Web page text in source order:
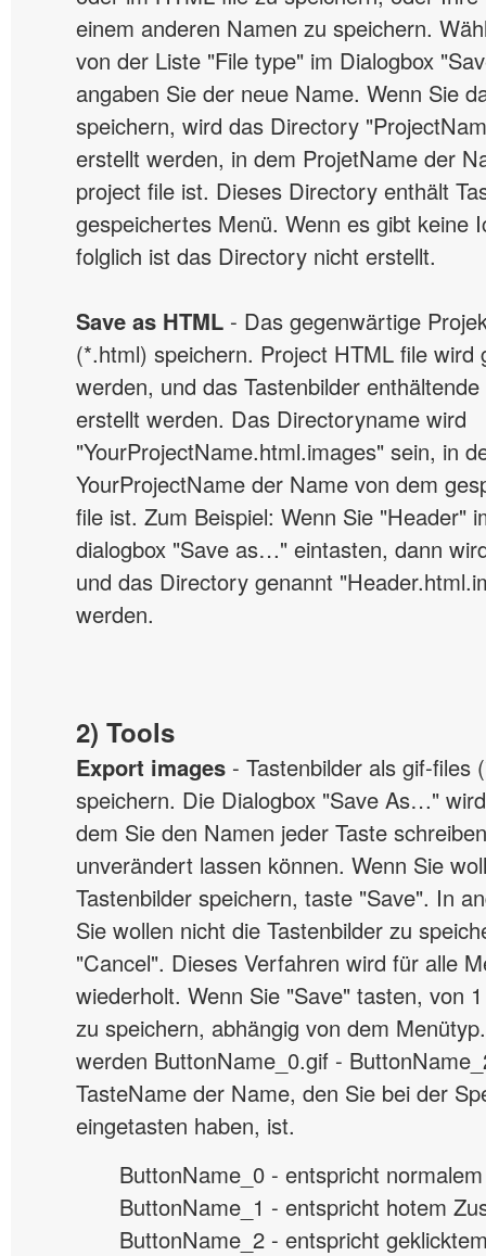
einem anderen Namen zu speichern.
von der Liste "File type" im Dialogbox
angaben Sie der neue Name. Wenn Sie
speichern, wird das Directory
erstellt werden, in dem ProjetName der
project file ist. Dieses Directory enthält
gespeichertes Menü. Wenn es gibt keine
folglich ist das Directory nicht erstellt.
Save as HTML - Das gegenwärtige
(*.html) speichern. Project HTML file wird
werden, und das Tastenbilder
erstellt werden. Das Directoryname wird
"YourProjectName.html.images" sein, in
YourProjectName der Name von dem
file ist. Zum Beispiel: Wenn Sie "Header"
dialogbox "Save as…" eintasten, dann
und das Directory genannt
werden.
2) Tools
Export images - Tastenbilder als gif-files
speichern. Die Dialogbox "Save As…"
dem Sie den Namen jeder Taste
unverändert lassen können. Wenn Sie
Tastenbilder speichern, taste "Save". In
Sie wollen nicht die Tastenbilder zu
"Cancel". Dieses Verfahren wird für alle
wiederholt. Wenn Sie "Save" tasten, von
zu speichern, abhängig von dem
werden ButtonName_0.gif -
TasteName der Name, den Sie bei der
eingetasten haben, ist.
ButtonName_0 - entspricht
ButtonName_1 - entspricht hotem
ButtonName_2 - entspricht